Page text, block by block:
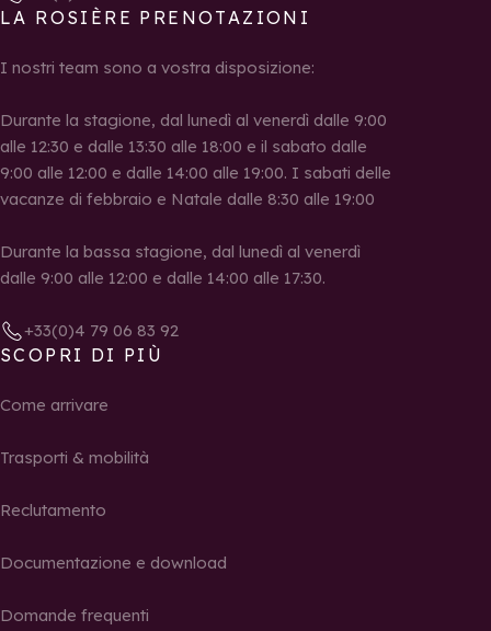
LA ROSIÈRE PRENOTAZIONI
I nostri team sono a vostra disposizione:
Durante la stagione, dal lunedì al venerdì dalle 9:00
alle 12:30 e dalle 13:30 alle 18:00 e il sabato dalle
9:00 alle 12:00 e dalle 14:00 alle 19:00. I sabati delle
vacanze di febbraio e Natale dalle 8:30 alle 19:00
Durante la bassa stagione, dal lunedì al venerdì
dalle 9:00 alle 12:00 e dalle 14:00 alle 17:30.
+33(0)4 79 06 83 92
SCOPRI DI PIÙ
Come arrivare
Trasporti & mobilità
Reclutamento
Documentazione e download
Domande frequenti